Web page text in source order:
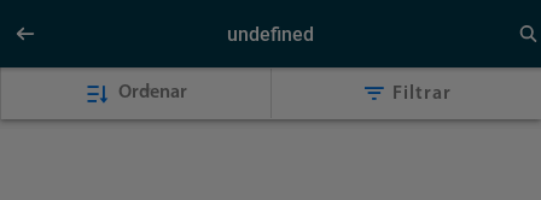
undefined
Ordenar Filtrar